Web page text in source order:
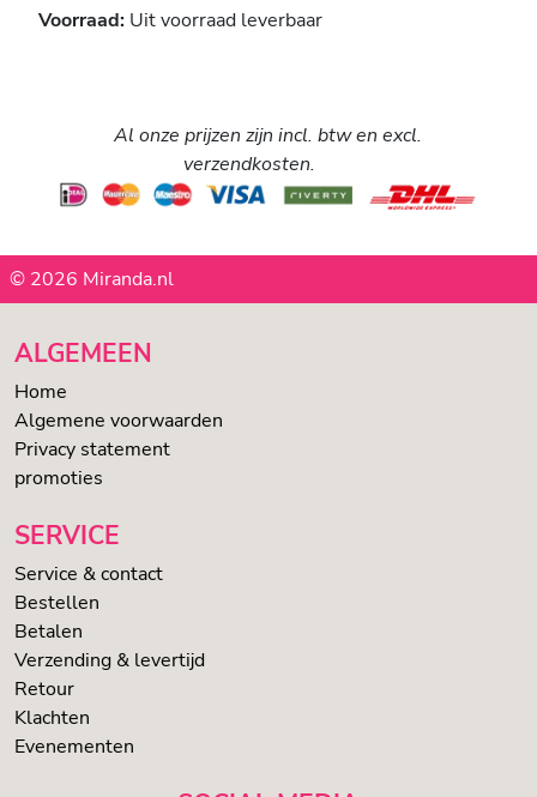
Voorraad: Uit voorraad leverbaar
Al onze prijzen zijn incl. btw en excl.
verzendkosten.
© 2026 Miranda.nl
ALGEMEEN
Home
Algemene voorwaarden
Privacy statement
promoties
SERVICE
Service & contact
Bestellen
Betalen
Verzending & levertijd
Retour
Klachten
Evenementen